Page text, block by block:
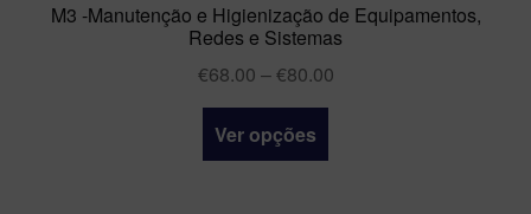
M3 -Manutenção e Higienização de Equipamentos,
Redes e Sistemas
€68.00 –€80.00
Ver opções